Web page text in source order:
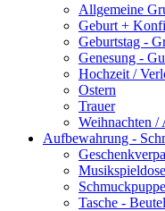
Allgemeine
Geburt +
Geburtstag -
Genesung -
Hochzeit /
Ostern
Trauer
Weihnachten /
Aufbewahrung -
Tasche -